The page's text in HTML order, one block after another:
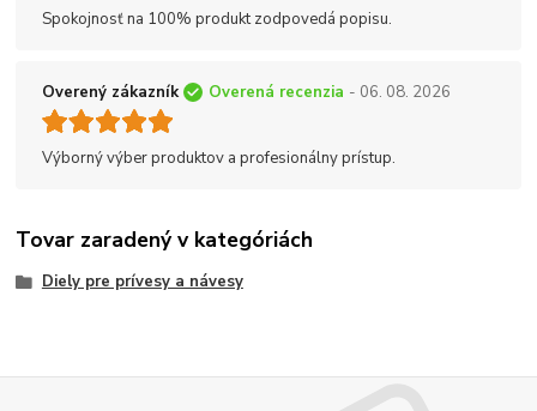
Spokojnosť na 100% produkt zodpovedá popisu.
Overený zákazník Overená recenzia - 06. 08. 2026
Výborný výber produktov a profesionálny prístup.
Tovar zaradený v kategóriách
Diely pre prívesy a návesy